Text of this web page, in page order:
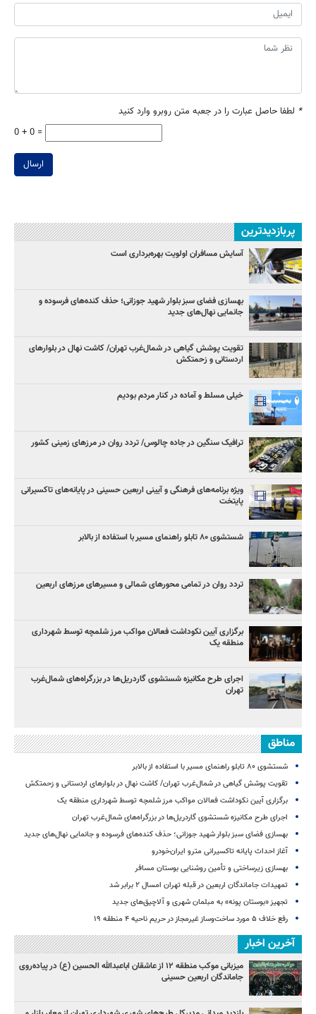
* لطفا حاصل عبارت را در جعبه متن روبرو وارد کنید
0 + 0 =
ارسال
پربازدیدترین
آسایش مسافران اولویت بهره‌برداری است
بهسازی فضای سبز بلوار شهید جوزانی؛ حذف کنده‌های فرسوده و
جانمایی نهال‌های جدید
تقویت پوشش گیاهی در شمال‌غرب تهران/ کاشت نهال در بلوارهای
اردستانی و زحمتکش
خیلی مسلط و آماده در کنار مردم بودیم
ترافیک سنگین در جاده چالوس/ تردد روان در مرزهای زمینی کشور
ویژه برنامه‌های فرهنگی و آیینی اربعین حسینی در پایانه‌های تاکسیرانی
پایتخت
شستشوی ۸۰ تابلو راهنمای مسیر با استفاده از بالابر
تردد روان در تمامی محورهای شمالی و مسیرهای مرزهای اربعین
برگزاری آیین نکوداشت فعالان مواکب مرز شلمچه توسط شهرداری
منطقه یک
اجرای طرح مکانیزه شستشوی گاردریل‌ها در بزرگراه‌های شمال‌غرب
تهران
مناطق
شستشوی ۸۰ تابلو راهنمای مسیر با استفاده از بالابر
تقویت پوشش گیاهی در شمال‌غرب تهران/ کاشت نهال در بلوارهای اردستانی و زحمتکش
برگزاری آیین نکوداشت فعالان مواکب مرز شلمچه توسط شهرداری منطقه یک
اجرای طرح مکانیزه شستشوی گاردریل‌ها در بزرگراه‌های شمال‌غرب تهران
بهسازی فضای سبز بلوار شهید جوزانی؛ حذف کنده‌های فرسوده و جانمایی نهال‌های جدید
آغاز احداث پایانه تاکسیرانی مترو ایران‌خودرو
بهسازی زیرساختی و تأمین روشنایی بوستان مسافر
تمهیدات جاماندگان اربعین در قبله تهران امسال ۲ برابر شد
تجهیز «بوستان پونه» به مبلمان شهری و آلاچیق‌های جدید
رفع خلاف ۵ مورد ساخت‌وساز غیرمجاز در حریم ناحیه ۴ منطقه ۱۹
آخرین اخبار
میزبانی موکب منطقه ۱۲ از عاشقان اباعبدالله الحسین (ع) در پیاده‌روی
جاماندگان اربعین حسینی